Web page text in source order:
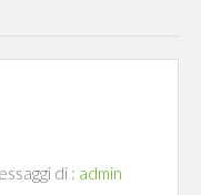
di : admin